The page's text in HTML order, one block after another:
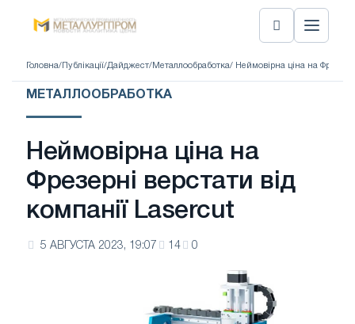
Головна/ Публікації/Дайджест/ Металлообработка/ Неймовірна ціна на
МЕТАЛЛООБРАБОТКА
Неймовірна ціна на
Фрезерні верстати від
компанії Lasercut
5 АВГУСТА 2023, 19:07 14 0